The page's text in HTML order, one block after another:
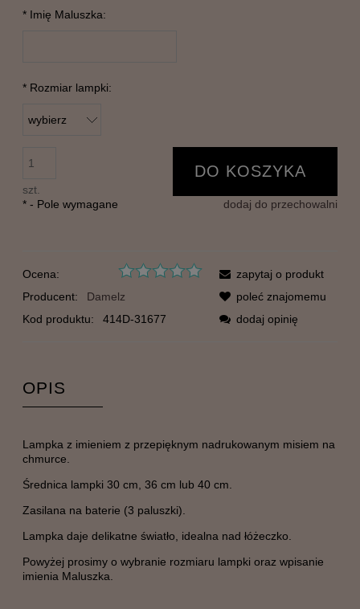
* Imię Maluszka:
* Rozmiar lampki:
szt.
DO KOSZYKA
dodaj do przechowalni
* - Pole wymagane
Ocena:
Producent:
Damelz
Kod produktu:
414D-31677
zapytaj o produkt
poleć znajomemu
dodaj opinię
OPIS
Lampka z imieniem z przepięknym nadrukowanym misiem na
chmurce.
Średnica lampki 30 cm, 36 cm lub 40 cm.
Zasilana na baterie (3 paluszki).
Lampka daje delikatne światło, idealna nad łóżeczko.
Powyżej prosimy o wybranie rozmiaru lampki oraz wpisanie
imienia Maluszka.